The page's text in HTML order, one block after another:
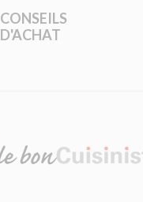
CONSEILS
D'ACHAT